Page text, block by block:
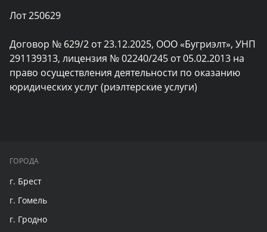
Лот 250629
Договор № 629/2 от 23.12.2025, ООО «Бугриэлт», УНП
291139313, лицензия № 02240/245 от 05.02.2013 на
право осуществления деятельности по оказанию
юридических услуг (риэлтерские услуги)
ГОРОДА
г. Брест
г. Гомель
г. Гродно